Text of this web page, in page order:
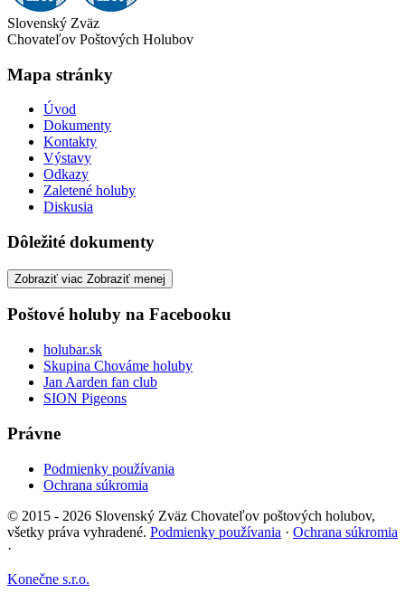
Slovenský Zväz
Chovateľov Poštových Holubov
Mapa stránky
Úvod
Dokumenty
Kontakty
Výstavy
Odkazy
Zaletené holuby
Diskusia
Dôležité dokumenty
Zobraziť viac Zobraziť menej
Poštové holuby na Facebooku
holubar.sk
Skupina Chováme holuby
Jan Aarden fan club
SION Pigeons
Právne
Podmienky používania
Ochrana súkromia
© 2015 - 2026 Slovenský Zväz Chovateľov poštových holubov,
všetky práva vyhradené. Podmienky používania · Ochrana súkromia
·
Konečne s.r.o.